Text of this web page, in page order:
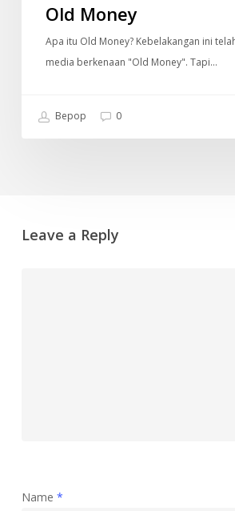
Old Money
Apa itu Old Money? Kebelakangan ini
media berkenaan "Old Money". Tapi…
Bepop 0
Leave a Reply
Name *